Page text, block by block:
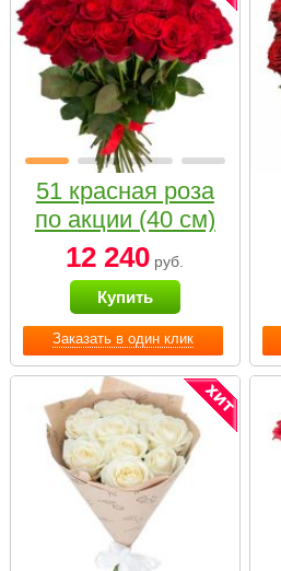
Заказать в один клик
51 красная роза
по акции (40 см)
12 240 руб.
Купить